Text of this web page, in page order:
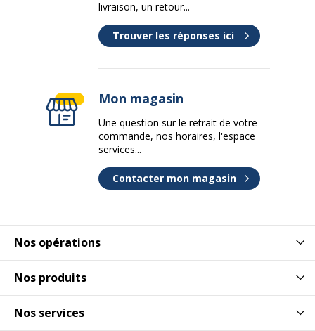
Nos opérations
Nos produits
Nos services
livraison, un retour...
Trouver les réponses ici
Mon magasin
Une question sur le retrait de votre
commande, nos horaires, l'espace
services...
Contacter mon magasin